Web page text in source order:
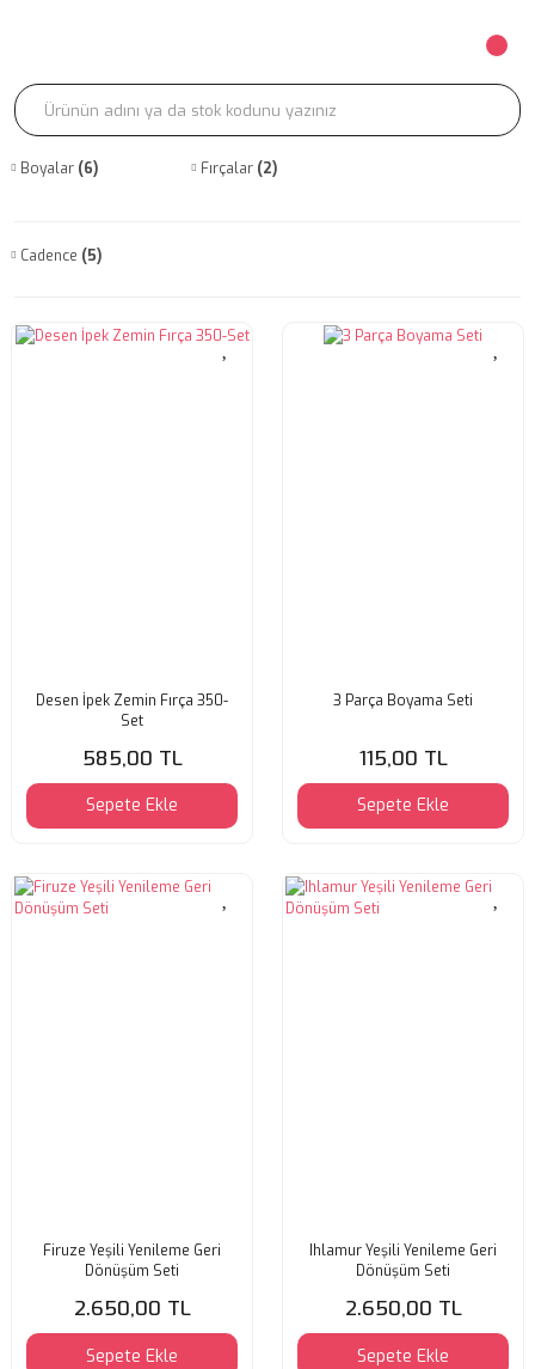
Boyalar (6) Fırçalar (2)
Cadence (5)
Desen İpek Zemin Fırça 350-
Set
585,00 TL
Sepete Ekle
3 Parça Boyama Seti
115,00 TL
Sepete Ekle
Firuze Yeşili Yenileme Geri
Dönüşüm Seti
2.650,00 TL
Sepete Ekle
Ihlamur Yeşili Yenileme Geri
Dönüşüm Seti
2.650,00 TL
Sepete Ekle